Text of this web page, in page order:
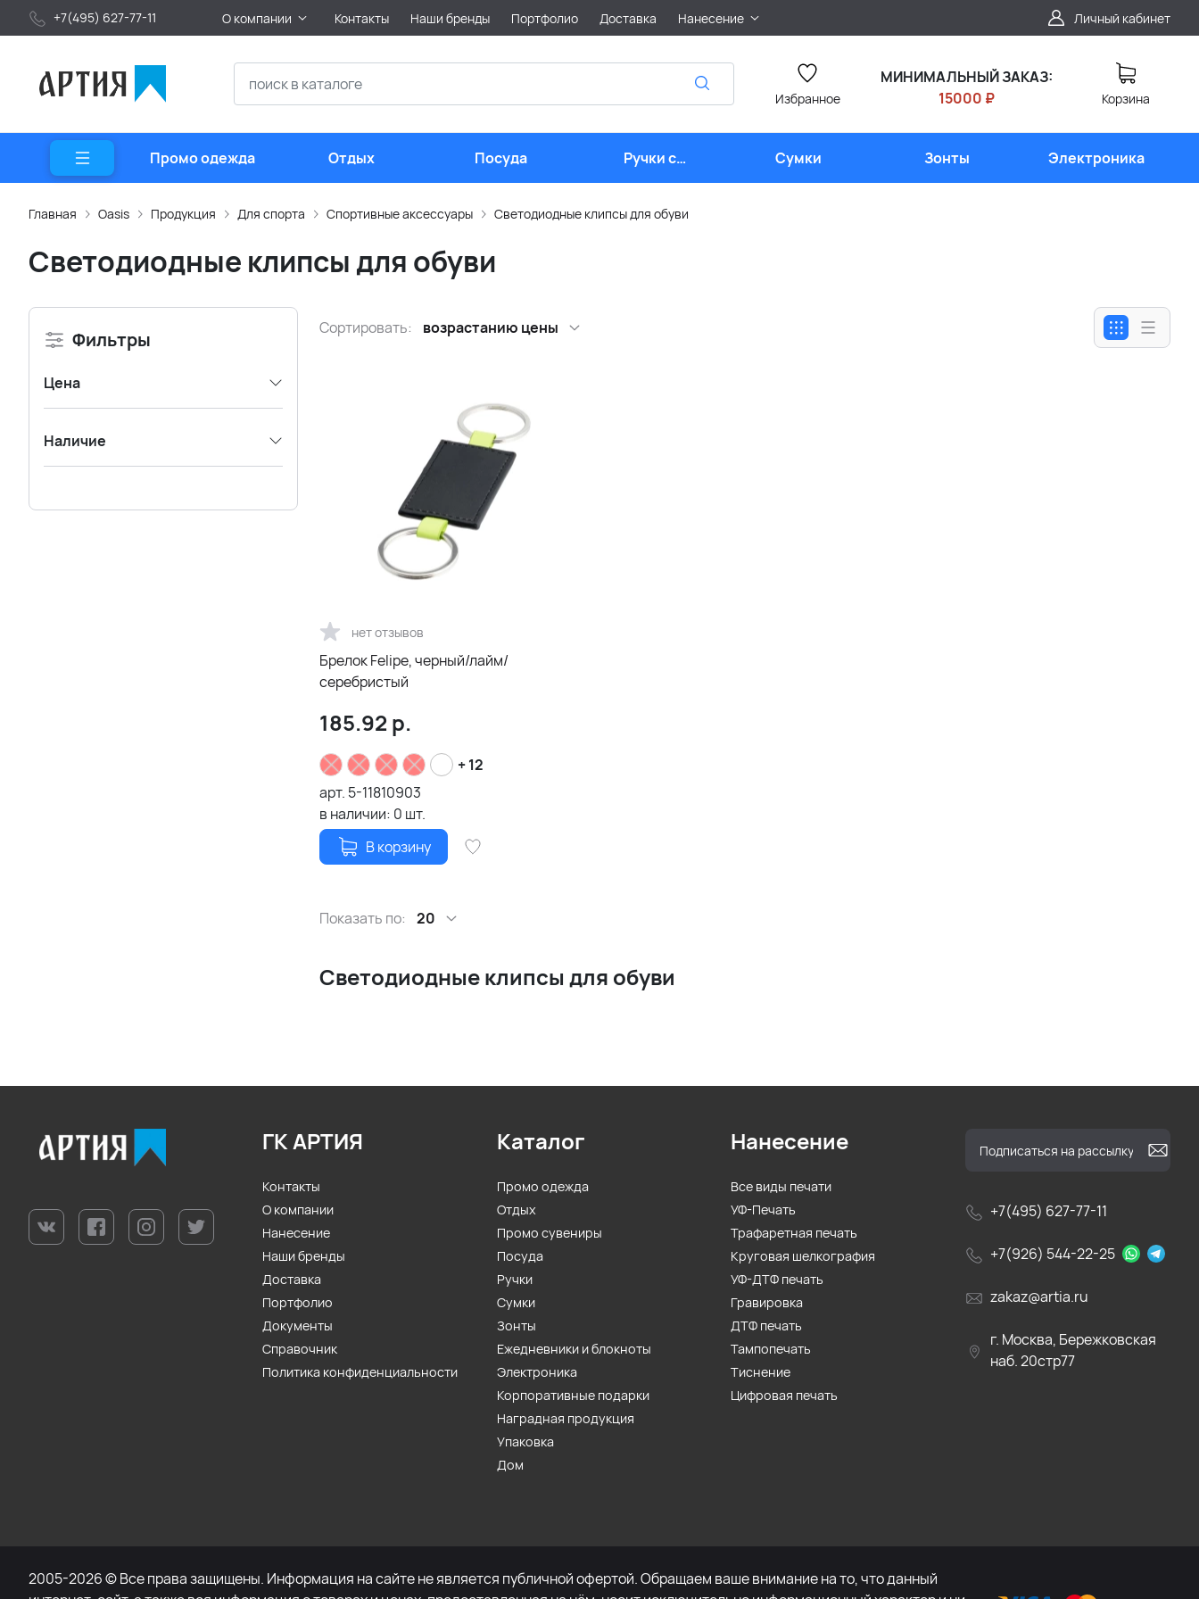
+7(495) 627-77-11 О компании Контакты Наши бренды Портфолио Доставка Нанесение Личный кабинет
Избранное
МИНИМАЛЬНЫЙ ЗАКАЗ:
15000 ₽
Корзина
Промо одежда Отдых Посуда
Ручки с
логотипом
Сумки Зонты Электроника
Главная Oasis Продукция Для спорта Спортивные аксессуары Светодиодные клипсы для обуви
Светодиодные клипсы для обуви
Фильтры
Цена
Наличие
Сортировать: возрастанию цены
нет отзывов
Брелок Felipe, черный/лайм/
серебристый
185.92 р.
+ 12
арт. 5-11810903
в наличии: 0 шт.
В корзину
Показать по: 20
Светодиодные клипсы для обуви
+7(495) 627-77-11
+7(926) 544-22-25
zakaz@artia.ru
г. Москва, Бережковская
наб. 20стр77
ГК АРТИЯ
Контакты
О компании
Нанесение
Наши бренды
Доставка
Портфолио
Документы
Справочник
Политика конфиденциальности
Каталог
Промо одежда
Отдых
Промо сувениры
Посуда
Ручки
Сумки
Зонты
Ежедневники и блокноты
Электроника
Корпоративные подарки
Наградная продукция
Упаковка
Дом
Нанесение
Все виды печати
УФ-Печать
Трафаретная печать
Круговая шелкография
УФ-ДТФ печать
Гравировка
ДТФ печать
Тампопечать
Тиснение
Цифровая печать
2005-2026 © Все права защищены. Информация на сайте не является публичной офертой. Обращаем ваше внимание на то, что данный